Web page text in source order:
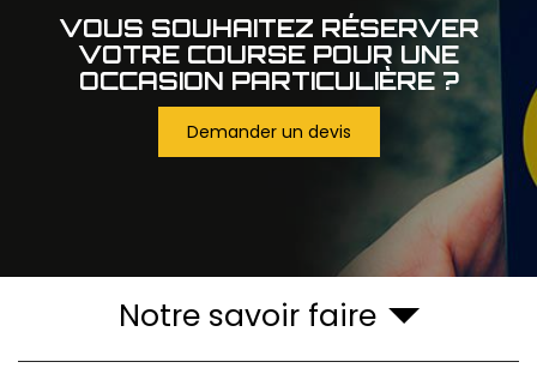
VOUS SOUHAITEZ RÉSERVER
VOTRE COURSE POUR UNE
OCCASION PARTICULIÈRE ?
Demander un devis
Notre savoir faire